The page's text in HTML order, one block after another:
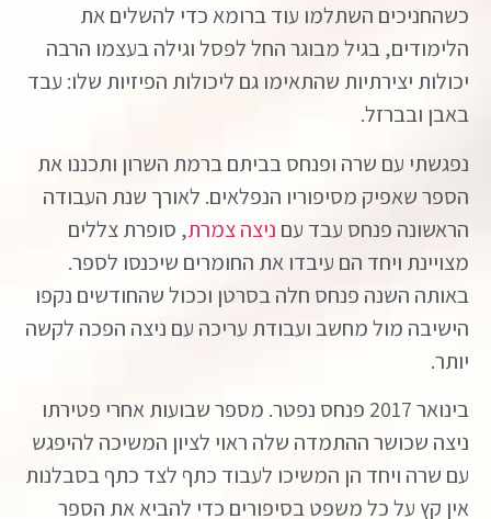
כשהחניכים השתלמו עוד ברומא כדי להשלים את
הלימודים, בגיל מבוגר החל לפסל וגילה בעצמו הרבה
יכולות יצירתיות שהתאימו גם ליכולות הפיזיות שלו: עבד
באבן ובברזל.
נפגשתי עם שרה ופנחס בביתם ברמת השרון ותכננו את
הספר שאפיק מסיפוריו הנפלאים. לאורך שנת העבודה
הראשונה פנחס עבד עם ניצה צמרת, סופרת צללים
מצויינת ויחד הם עיבדו את החומרים שיכנסו לספר.
באותה השנה פנחס חלה בסרטן וככול שהחודשים נקפו
הישיבה מול מחשב ועבודת עריכה עם ניצה הפכה לקשה
יותר.
בינואר 2017 פנחס נפטר. מספר שבועות אחרי פטירתו
ניצה שכושר ההתמדה שלה ראוי לציון המשיכה להיפגש
עם שרה ויחד הן המשיכו לעבוד כתף לצד כתף בסבלנות
אין קץ על כל משפט בסיפורים כדי להביא את הספר